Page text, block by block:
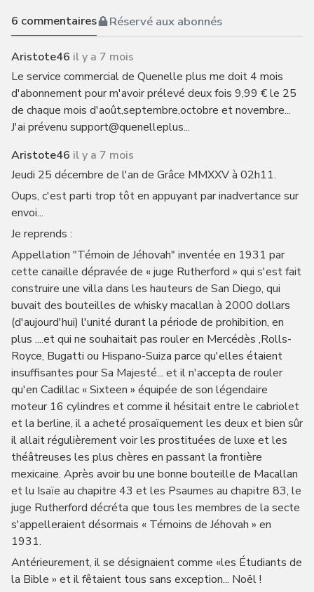
6 commentaires Réservé aux abonnés
Aristote46 il y a 7 mois
Le service commercial de Quenelle plus me doit 4 mois
d'abonnement pour m'avoir prélevé deux fois 9,99 € le 25
de chaque mois d'août,septembre,octobre et novembre...
J'ai prévenu support@quenelleplus...
Aristote46 il y a 7 mois
Jeudi 25 décembre de l'an de Grâce MMXXV à 02h11.
Oups, c'est parti trop tôt en appuyant par inadvertance sur
envoi...
Je reprends :
Appellation "Témoin de Jéhovah" inventée en 1931 par
cette canaille dépravée de « juge Rutherford » qui s'est fait
construire une villa dans les hauteurs de San Diego, qui
buvait des bouteilles de whisky macallan à 2000 dollars
(d'aujourd'hui) l'unité durant la période de prohibition, en
plus ....et qui ne souhaitait pas rouler en Mercédès ,Rolls-
Royce, Bugatti ou Hispano-Suiza parce qu'elles étaient
insuffisantes pour Sa Majesté... et il n'accepta de rouler
qu'en Cadillac « Sixteen » équipée de son légendaire
moteur 16 cylindres et comme il hésitait entre le cabriolet
et la berline, il a acheté prosaïquement les deux et bien sûr
il allait régulièrement voir les prostituées de luxe et les
théâtreuses les plus chères en passant la frontière
mexicaine. Après avoir bu une bonne bouteille de Macallan
et lu Isaïe au chapitre 43 et les Psaumes au chapitre 83, le
juge Rutherford décréta que tous les membres de la secte
s'appelleraient désormais « Témoins de Jéhovah » en
1931.
Antérieurement, il se désignaient comme «les Étudiants de
la Bible » et il fêtaient tous sans exception... Noël !